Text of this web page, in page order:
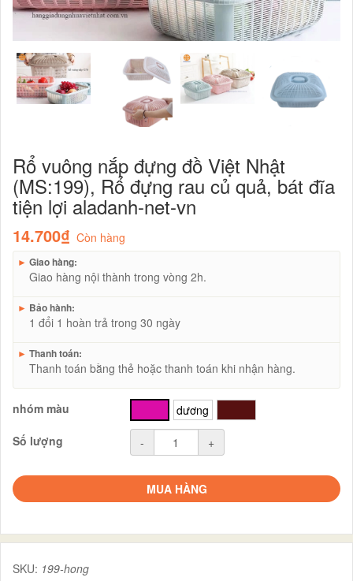
Rổ vuông nắp đựng đồ Việt Nhật
(MS:199), Rổ đựng rau củ quả, bát đĩa
tiện lợi aladanh-net-vn
14.700₫ Còn hàng
► Giao hàng:
Giao hàng nội thành trong vòng 2h.
► Bảo hành:
1 đổi 1 hoàn trả trong 30 ngày
► Thanh toán:
Thanh toán bằng thẻ hoặc thanh toán khi nhận hàng.
nhóm màu dương
Số lượng
- +
MUA HÀNG
SKU: 199-hong